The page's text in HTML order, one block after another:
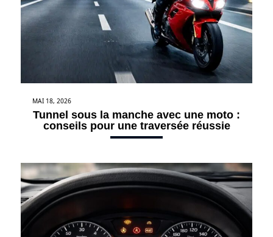
MAI 18, 2026
Tunnel sous la manche avec une moto :
conseils pour une traversée réussie